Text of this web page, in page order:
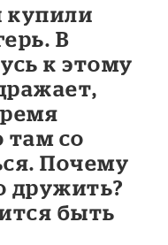
купили
В
к этому
там со
Почему
дружить?
быть